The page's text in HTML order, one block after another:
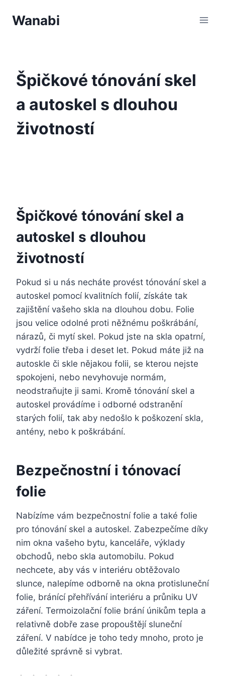
Wanabi
Špičkové tónování skel
a autoskel s dlouhou
životností
Špičkové tónování skel a
autoskel s dlouhou
životností
Pokud si u nás necháte provést tónování skel a
autoskel pomocí kvalitních folií, získáte tak
zajištění vašeho skla na dlouhou dobu. Folie
jsou velice odolné proti něžnému poškrábání,
nárazů, či mytí skel. Pokud jste na skla opatrní,
vydrží folie třeba i deset let. Pokud máte již na
autoskle či skle nějakou folii, se kterou nejste
spokojeni, nebo nevyhovuje normám,
neodstraňujte ji sami. Kromě tónování skel a
autoskel provádíme i odborné odstranění
starých folií, tak aby nedošlo k poškození skla,
antény, nebo k poškrábání.
Bezpečnostní i tónovací
folie
Nabízíme vám bezpečnostní folie a také folie
pro tónování skel a autoskel. Zabezpečíme díky
nim okna vašeho bytu, kanceláře, výklady
obchodů, nebo skla automobilu. Pokud
nechcete, aby vás v interiéru obtěžovalo
slunce, nalepíme odborně na okna protisluneční
folie, bránící přehřívání interiéru a průniku UV
záření. Termoizolační folie brání únikům tepla a
relativně dobře zase propouštějí sluneční
záření. V nabídce je toho tedy mnoho, proto je
důležité správně si vybrat.